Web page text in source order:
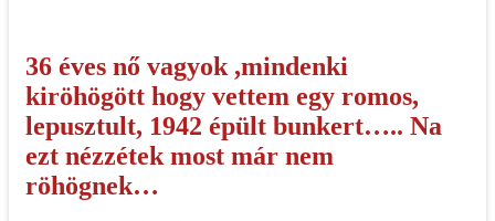
36 éves nő vagyok ,mindenki
kiröhögött hogy vettem egy romos,
lepusztult, 1942 épült bunkert….. Na
ezt nézzétek most már nem
röhögnek…